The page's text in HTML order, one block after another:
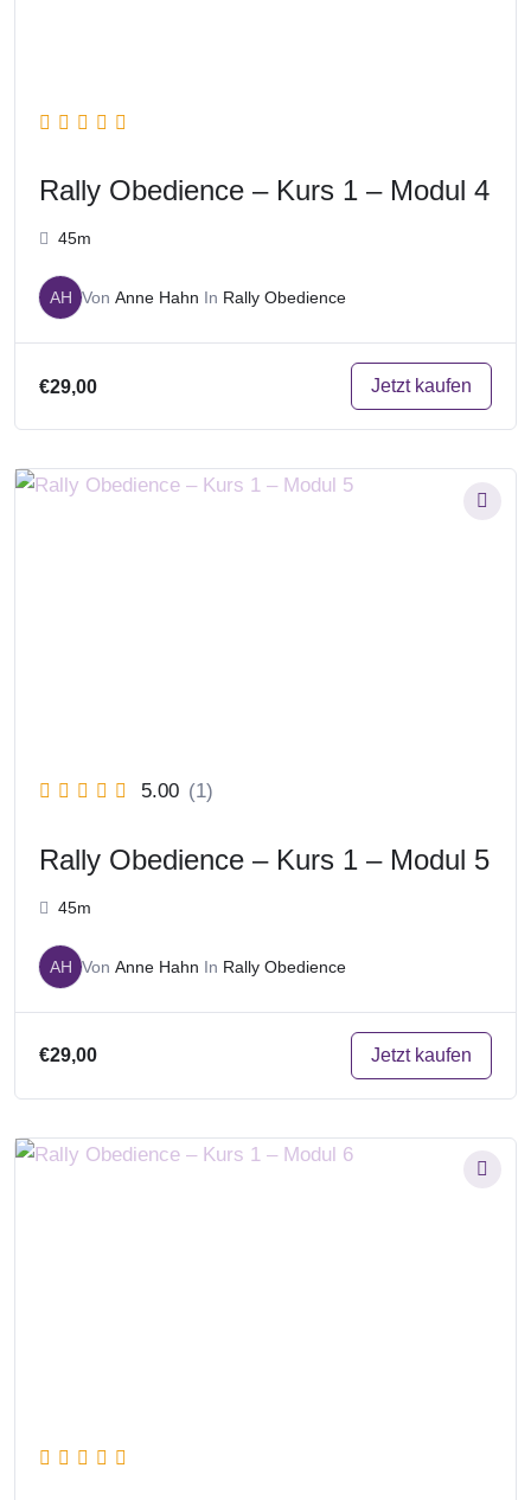
Rally Obedience – Kurs 1 – Modul 4
45m
AH Von Anne Hahn In Rally Obedience
€29,00 Jetzt kaufen
5.00 (1)
Rally Obedience – Kurs 1 – Modul 5
45m
AH Von Anne Hahn In Rally Obedience
€29,00 Jetzt kaufen